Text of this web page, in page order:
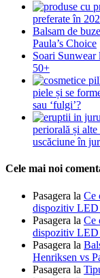
preferate în
Balsam de
Paula’s Choice
Soari Sunwear
50+
piele și se
sau ‘fulgi’?
periorală și
uscăciune în
Cele mai noi
Pasagera la Ce
dispozitiv
Pasagera la Ce
dispozitiv
Pasagera la
Henriksen vs
Pasagera la